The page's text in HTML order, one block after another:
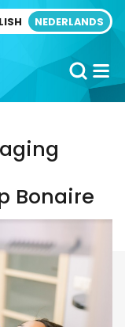
NEDERLANDS
Bonaire